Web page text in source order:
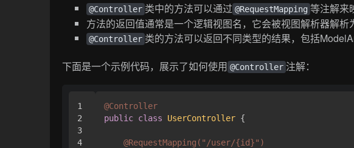
@Controller 类中的方法可以通过 @RequestMapping 等注解来
方法的返回值通常是一个逻辑视图名，它会被视图解析器解析
@Controller 类的方法可以返回不同类型的结果，包括
下面是一个示例代码，展示了如何使用 @Controller 注解：
1
2
3
4
@Controller
public class UserController {
@RequestMapping("/user/{id}")